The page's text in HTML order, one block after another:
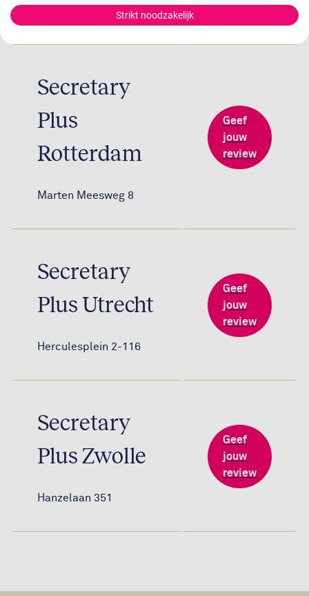
Boumaboulevard 406
Secretary
Plus
Rotterdam
Marten Meesweg 8
Geef
jouw
review
Secretary
Plus Utrecht
Herculesplein 2-116
Geef
jouw
review
Secretary
Plus Zwolle
Hanzelaan 351
Geef
jouw
review
Strikt noodzakelijk